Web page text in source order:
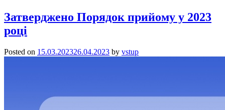
Затверджено Порядок прийому у 2023
році
Posted on 15.03.202326.04.2023 by vstup